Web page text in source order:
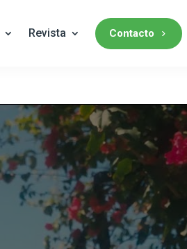
Revista Contacto